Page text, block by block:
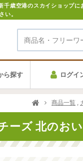
い。
ら探す ログイ
商品一覧
ーズ 北のお